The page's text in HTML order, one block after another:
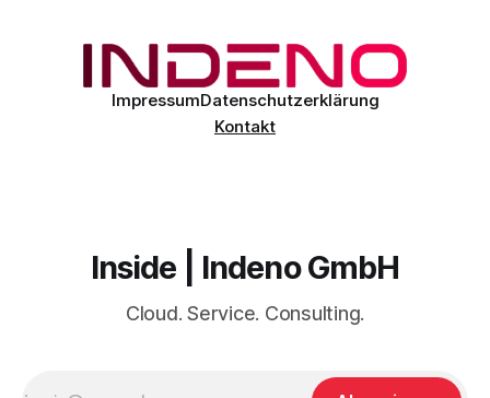
Datenschutzgesetze erfüllen. Aber wie lässt sich Microsoft
365 datenschutzkonform und sicher
ImpressumDatenschutzerklärung
Kontakt
Inside | Indeno GmbH
Cloud. Service. Consulting.